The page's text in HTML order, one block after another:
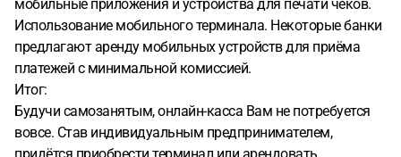
мобильные приложения и устройства для печати чеков.
Использование мобильного терминала. Некоторые банки
предлагают аренду мобильных устройств для приёма
платежей с минимальной комиссией.
Итог:
Будучи самозанятым, онлайн-касса Вам не потребуется
вовсе. Став индивидуальным предпринимателем,